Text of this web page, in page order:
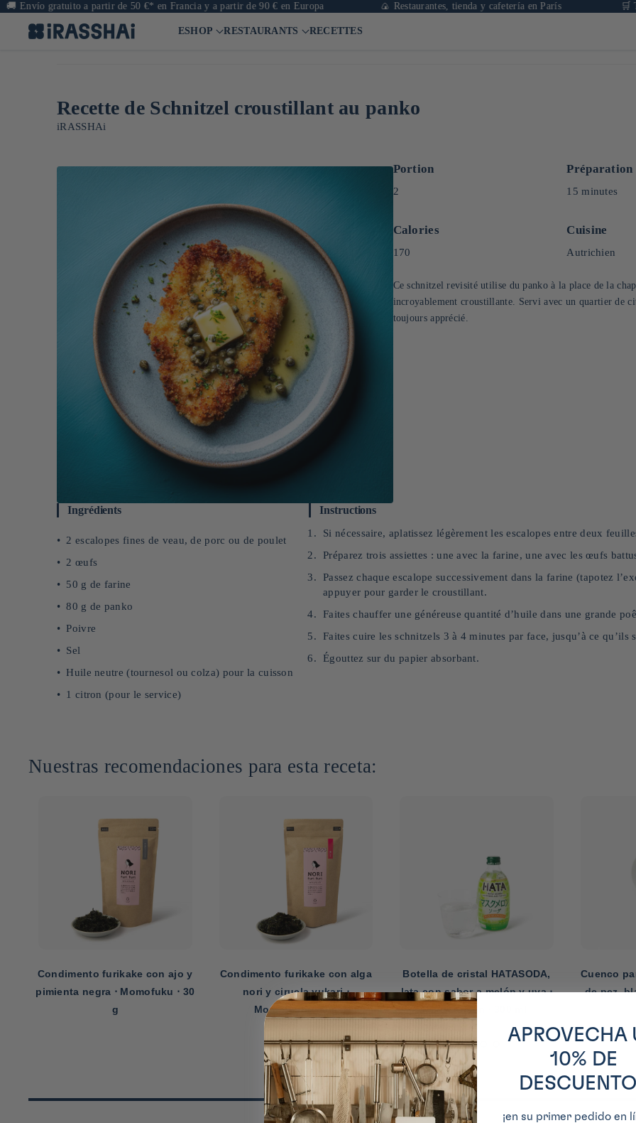
gratuito a partir de 50 €* en Francia y a partir de 90 € en Europa 🍙 Restaurantes, tienda y cafetería en París 🛒
ESHOP RESTAURANTS RECETTES
Recette de Schnitzel croustillant au panko
iRASSHAi
Portion
2
Préparation
15 minutes
Calories
170
Cuisine
Autrichien
Ce schnitzel revisité utilise du panko à la place de la
incroyablement croustillante. Servi avec un quartier de
toujours apprécié.
Ingrédients
2 escalopes fines de veau, de porc ou de poulet
2 œufs
50 g de farine
80 g de panko
Poivre
Sel
Huile neutre (tournesol ou colza) pour la cuisson
1 citron (pour le service)
Instructions
Si nécessaire, aplatissez légèrement les escalopes entre deux
Préparez trois assiettes : une avec la farine, une avec les œufs
Passez chaque escalope successivement dans la farine (tapotez
appuyer pour garder le croustillant.
Faites chauffer une généreuse quantité d’huile dans une grande
Faites cuire les schnitzels 3 à 4 minutes par face, jusqu’à ce qu’ils
Égouttez sur du papier absorbant.
Nuestras recomendaciones para esta receta:
Condimento furikake con ajo y
pimienta negra ⋅ Momofuku ⋅ 30
g
Condimento furikake con alga
nori y ciruela yukari ⋅
Momofuku ⋅ 30 g
Botella de cristal HATASODA,
lata con sabor a melón y uva ⋅
Hata Kosen ⋅ 300 ml
Cuenco
de pez,
APROVECHA
10% DE
¡en su primer pedido en